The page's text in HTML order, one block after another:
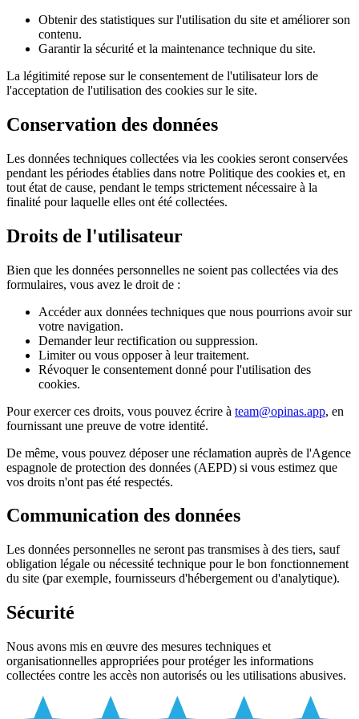
Obtenir des statistiques sur l'utilisation du site et améliorer son
contenu.
Garantir la sécurité et la maintenance technique du site.
La légitimité repose sur le consentement de l'utilisateur lors de
l'acceptation de l'utilisation des cookies sur le site.
Conservation des données
Les données techniques collectées via les cookies seront conservées
pendant les périodes établies dans notre Politique des cookies et, en
tout état de cause, pendant le temps strictement nécessaire à la
finalité pour laquelle elles ont été collectées.
Droits de l'utilisateur
Bien que les données personnelles ne soient pas collectées via des
formulaires, vous avez le droit de :
Accéder aux données techniques que nous pourrions avoir sur
votre navigation.
Demander leur rectification ou suppression.
Limiter ou vous opposer à leur traitement.
Révoquer le consentement donné pour l'utilisation des
cookies.
Pour exercer ces droits, vous pouvez écrire à team@opinas.app, en
fournissant une preuve de votre identité.
De même, vous pouvez déposer une réclamation auprès de l'Agence
espagnole de protection des données (AEPD) si vous estimez que
vos droits n'ont pas été respectés.
Communication des données
Les données personnelles ne seront pas transmises à des tiers, sauf
obligation légale ou nécessité technique pour le bon fonctionnement
du site (par exemple, fournisseurs d'hébergement ou d'analytique).
Sécurité
Nous avons mis en œuvre des mesures techniques et
organisationnelles appropriées pour protéger les informations
collectées contre les accès non autorisés ou les utilisations abusives.